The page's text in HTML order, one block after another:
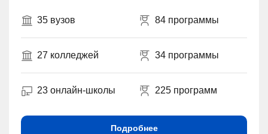
35 вузов 84 программы
27 колледжей 34 программы
23 онлайн-школы 225 программ
Подробнее